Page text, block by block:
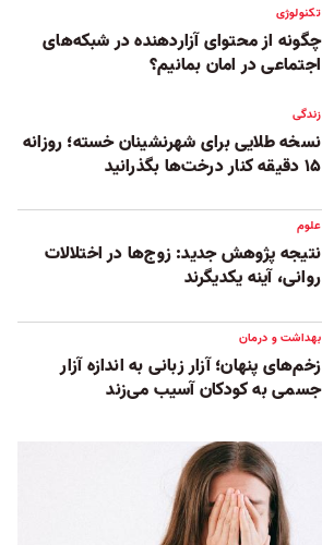
تکنولوژی
چگونه از محتوای آزاردهنده در شبکه‌های
اجتماعی در امان بمانیم؟
زندگی
نسخه طلایی برای شهرنشینان خسته؛ روزانه
۱۵ دقیقه کنار درخت‌ها بگذرانید
علوم
نتیجه پژوهش جدید: زوج‌ها در اختلالات
روانی، آینه یکدیگرند
بهداشت و درمان
زخم‌‌های پنهان؛ آزار زبانی به اندازه آزار
جسمی به کودکان آسیب می‌زند